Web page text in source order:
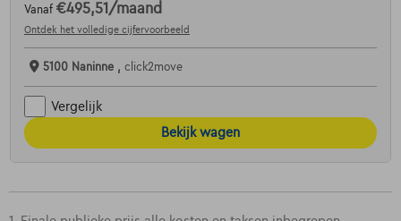
Vanaf €495,51 /maand
Ontdek het volledige cijfervoorbeeld
5100 Naninne , click2move
Vergelijk
Bekijk wagen